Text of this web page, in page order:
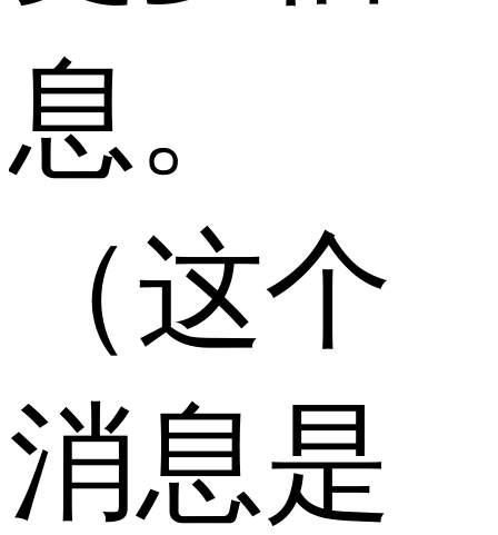
息。
（这个
消息是